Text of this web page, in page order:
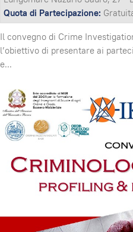
Quota di Partecipazione:
Il convegno di Crime
l’obiettivo di presentare ai
e...